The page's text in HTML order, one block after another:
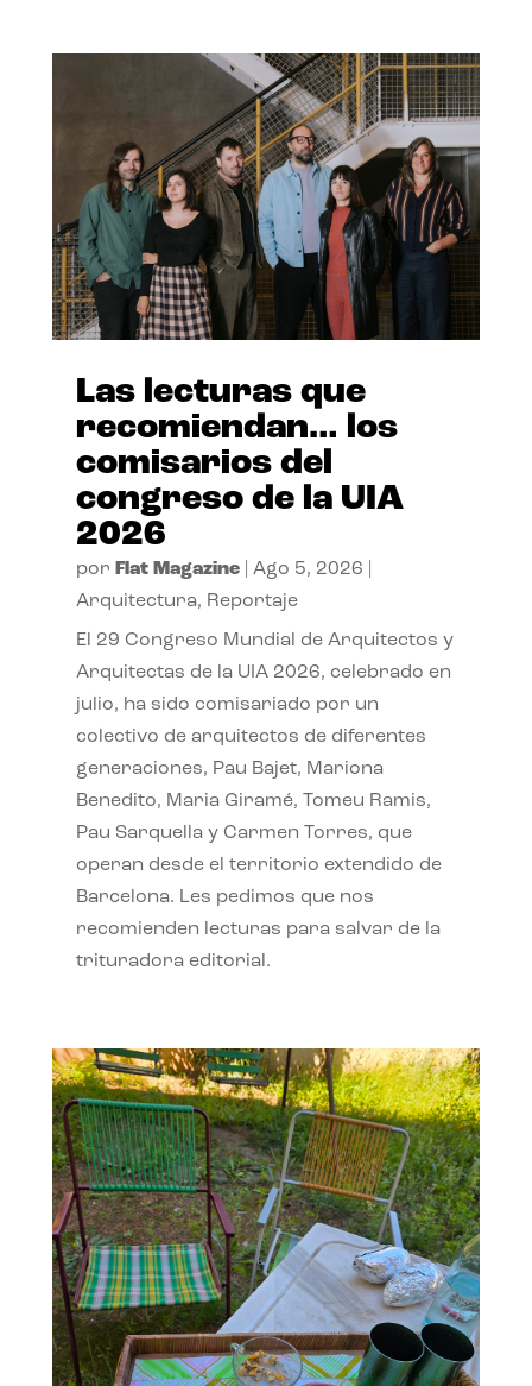
Las lecturas que
recomiendan… los
comisarios del
congreso de la UIA
2026
por Flat Magazine| Ago 5, 2026
Arquitectura, Reportaje
El 29 Congreso Mundial de Arquitectos y
Arquitectas de la UIA 2026, celebrado en
julio, ha sido comisariado por un
colectivo de arquitectos de diferentes
generaciones, Pau Bajet, Mariona
Benedito, Maria Giramé, Tomeu Ramis,
Pau Sarquella y Carmen Torres, que
operan desde el territorio extendido de
Barcelona. Les pedimos que nos
recomienden lecturas para salvar de la
trituradora editorial.